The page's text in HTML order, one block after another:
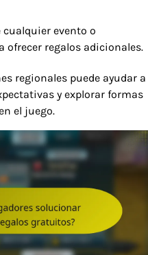
evento o
ofrecer regalos adicionales.
regionales puede ayudar a
y explorar formas
el juego.